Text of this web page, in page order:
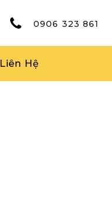
0906 323 861
Liên Hệ